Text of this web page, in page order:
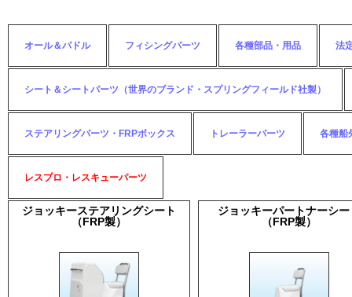
オール＆パドル フィシングパーツ 各種部品・用品 法
シート＆シートパーツ（世界のブランド・スプリングフィールド社製）
ステアリングパーツ・FRPボックス トレーラーパーツ 各種船
レスプロ・レスキューパーツ
ジョッキーステアリングシート
（FRP製）
ジョッキーパートナーシー
（FRP製）